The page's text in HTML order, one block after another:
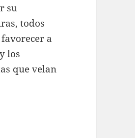
su
todos
a
los
que velan